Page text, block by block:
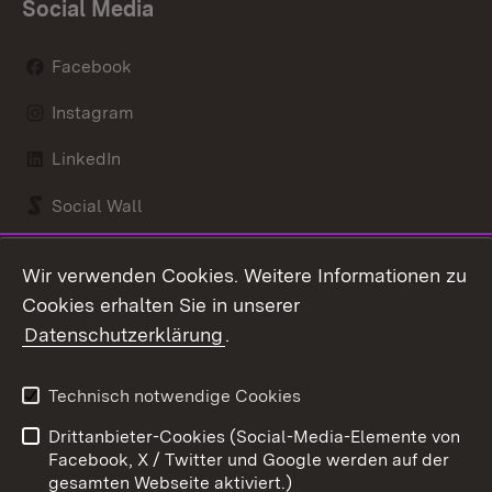
Social Media
Facebook
Instagram
LinkedIn
Social Wall
Kontakt
Barrierefreiheit
Impressum
Cookies
Wir verwenden Cookies. Weitere Informationen zu
Cookies erhalten Sie in unserer
Datenschutzerklärung.
Technisch notwendige Cookies
Drittanbieter-Cookies (Social-Media-Elemente von
Facebook, X / Twitter und Google werden auf der
gesamten Webseite aktiviert.)